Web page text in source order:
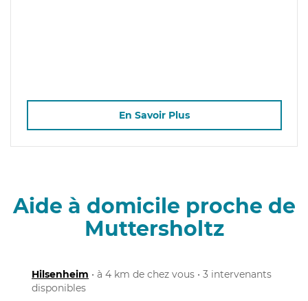
En Savoir Plus
Aide à domicile proche de
Muttersholtz
Hilsenheim • à 4 km de chez vous • 3 intervenants
disponibles